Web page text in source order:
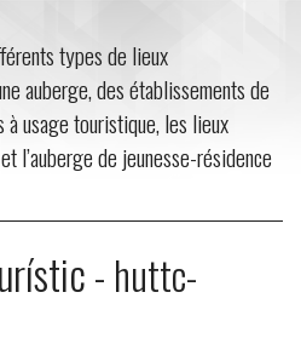
types de lieux
auberge, des établissements de
usage touristique, les lieux
l’auberge de jeunesse-résidence
- huttc-